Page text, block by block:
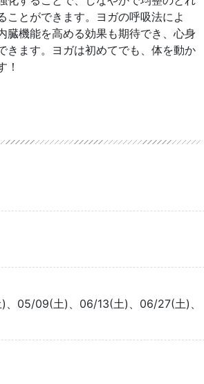
ことができます。ヨガの呼吸法によ
臓機能を高める効果も期待でき、心身
きます。ヨガは初めてでも、体を動か
！
、05/09(土)、06/13(土)、06/27(土)、